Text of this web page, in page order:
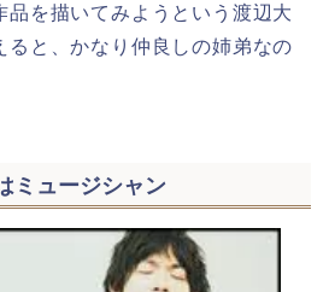
品を描いてみようという渡辺大
ると、かなり仲良しの姉弟なの
ミュージシャン